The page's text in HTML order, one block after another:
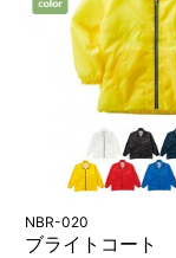
NBR-020
ブライトコート